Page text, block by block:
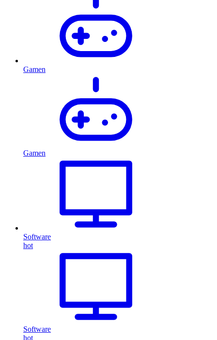
Gamen
Gamen
Software
hot
Software
hot